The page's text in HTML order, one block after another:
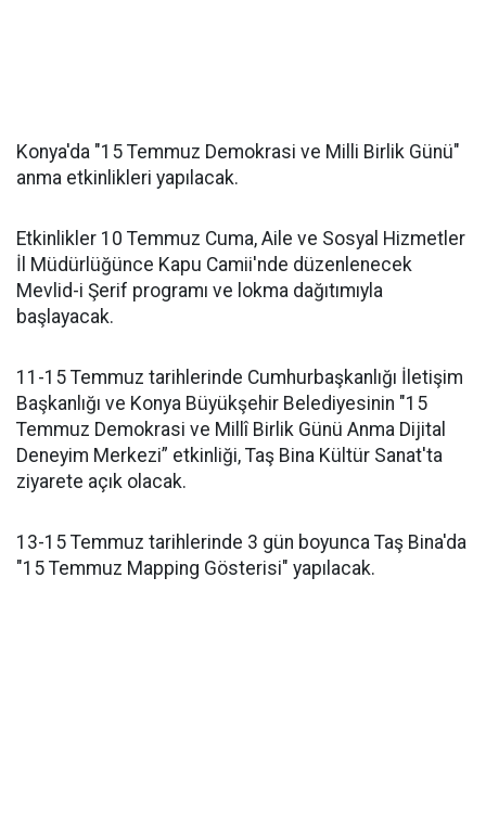
Konya'da "15 Temmuz Demokrasi ve Milli Birlik Günü"
anma etkinlikleri yapılacak.
Etkinlikler 10 Temmuz Cuma, Aile ve Sosyal Hizmetler
İl Müdürlüğünce Kapu Camii'nde düzenlenecek
Mevlid-i Şerif programı ve lokma dağıtımıyla
başlayacak.
11-15 Temmuz tarihlerinde Cumhurbaşkanlığı İletişim
Başkanlığı ve Konya Büyükşehir Belediyesinin "15
Temmuz Demokrasi ve Millî Birlik Günü Anma Dijital
Deneyim Merkezi” etkinliği, Taş Bina Kültür Sanat'ta
ziyarete açık olacak.
13-15 Temmuz tarihlerinde 3 gün boyunca Taş Bina'da
"15 Temmuz Mapping Gösterisi" yapılacak.